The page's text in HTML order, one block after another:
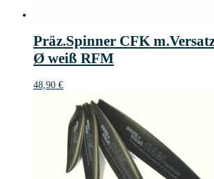
Präz.Spinner CFK
Ø weiß RFM
48,90 €